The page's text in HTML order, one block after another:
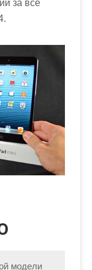
за все
модели